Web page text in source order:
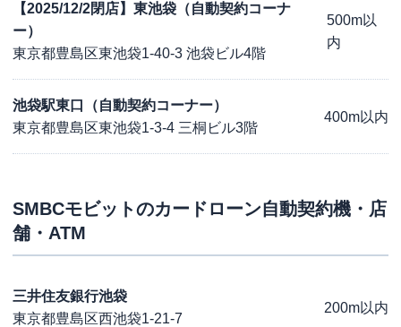
【2025/12/2閉店】東池袋（自動契約コーナ
ー）
東京都豊島区東池袋1-40-3 池袋ビル4階
500m以
内
池袋駅東口（自動契約コーナー）
東京都豊島区東池袋1-3-4 三桐ビル3階
400m以内
SMBCモビットのカードローン自動契約機・店
舗・ATM
三井住友銀行池袋
東京都豊島区西池袋1-21-7
200m以内